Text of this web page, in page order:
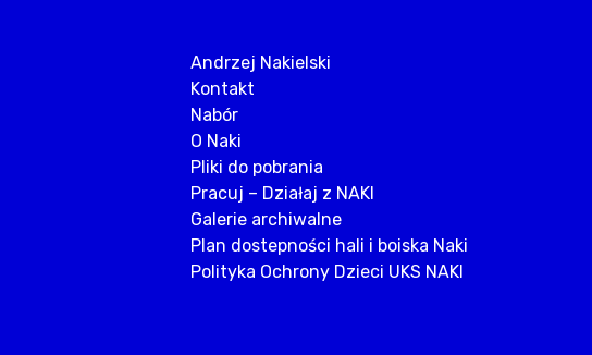
Andrzej Nakielski
Kontakt
Nabór
O Naki
Pliki do pobrania
Pracuj – Działaj z NAKI
Galerie archiwalne
Plan dostepności hali i boiska Naki
Polityka Ochrony Dzieci UKS NAKI